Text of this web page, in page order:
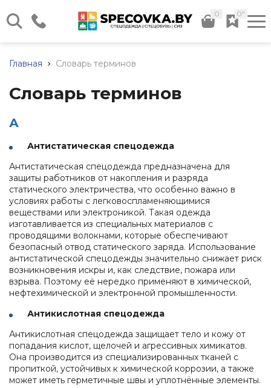
Пн - Чт: 08:30 - 17:00 Пт:
+375 (17) 320-41-40
+375 (44) 736-29-59
Заказать звонок
info@specovka.by
0 0"
Каталог нашей продукции
Весь каталог
Летняя
спецодежда
Зимняя
спецодежда
Халаты
Трикотаж
Сигнальная
одежда
Влагозащитная
спецодежда
Одежда
для
сварщиков
рабочая
Летняя
обувь
Зимняя
обувь
Резиновые
сапоги
(ПВХ)
Обувь
для
от
повышенных
температур
Аксессуары
для
обуви
индивидуальной
защиты
(СИЗ)
Средства
защиты
рук
Средства
защиты
глаз
Средства
защиты
головы
Респираторы
Средства
защиты
органов
слуха
товары
Хозяйственный
инвентарь
Бытовая
химия
Хозяйственные
ткани
фурнитура
услуги
Доставка
по
нормам
Нанесение
логотипа
Главная Словарь терминов
Словарь терминов
А
Антистатическая спецодежда
Антистатическая спецодежда предназначена для
защиты работников от накопления и разряда
статического электричества, что особенно важно в
условиях работы с легковоспламеняющимися
веществами или электроникой. Такая одежда
изготавливается из специальных материалов с
проводящими волокнами, которые обеспечивают
безопасный отвод статического заряда. Использование
антистатической спецодежды значительно снижает риск
возникновения искры и, как следствие, пожара или
взрыва. Поэтому её нередко применяют в химической,
нефтехимической и электронной промышленности.
Антикислотная спецодежда
Антикислотная спецодежда защищает тело и кожу от
попадания кислот, щелочей и агрессивных химикатов.
Она производится из специализированных тканей с
пропиткой, устойчивых к химической коррозии, а также
может иметь герметичные швы и уплотнённые элементы.